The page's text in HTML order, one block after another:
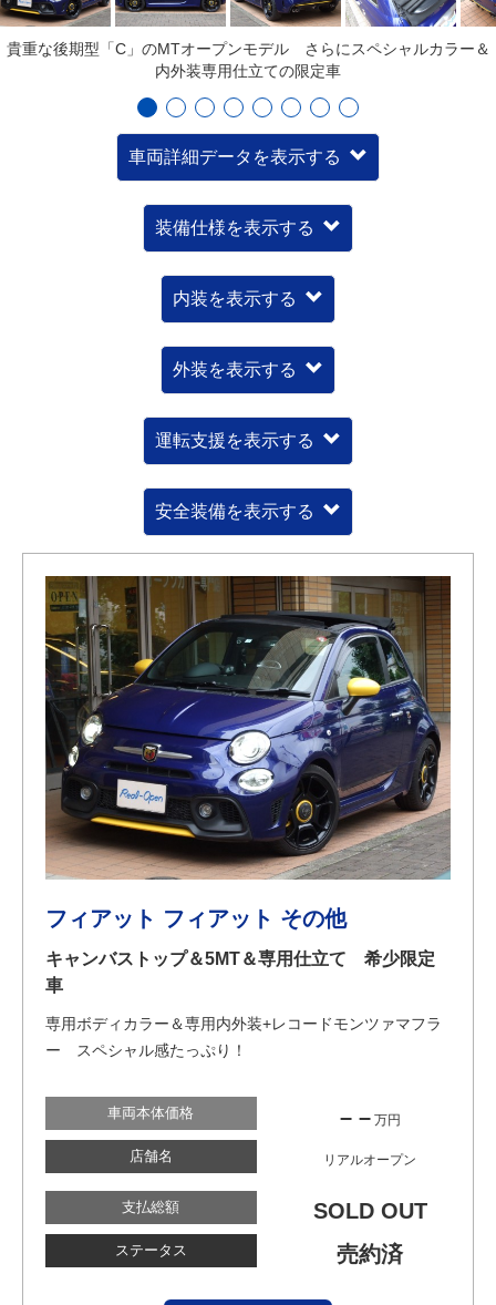
貴重な後期型「C」のMTオープンモデル さらにスペシャルカラー＆
内外装専用仕立ての限定車
車両詳細データを表示する
装備仕様を表示する
内装を表示する
外装を表示する
運転支援を表示する
安全装備を表示する
フィアット フィアット その他
キャンバストップ＆5MT＆専用仕立て 希少限定
車
専用ボディカラー＆専用内外装+レコードモンツァマフラ
ー スペシャル感たっぷり！
車両本体価格 – –万円
店舗名 リアルオープン
支払総額 SOLD OUT
ステータス 売約済